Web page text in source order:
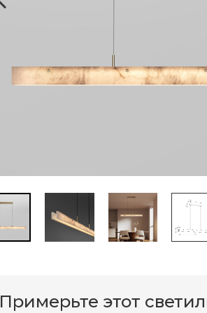
Примерьте этот